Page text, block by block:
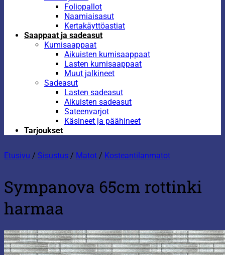
Foliopallot
Naamiaisasut
Kertakäyttöastiat
Saappaat ja sadeasut
Kumisaappaat
Aikuisten kumisaappaat
Lasten kumisaappaat
Muut jalkineet
Sadeasut
Lasten sadeasut
Aikuisten sadeasut
Sateenvarjot
Käsineet ja päähineet
Tarjoukset
Etusivu / Sisustus / Matot / Kosteantilanmatot
Sympanova 65cm rottinki
harmaa